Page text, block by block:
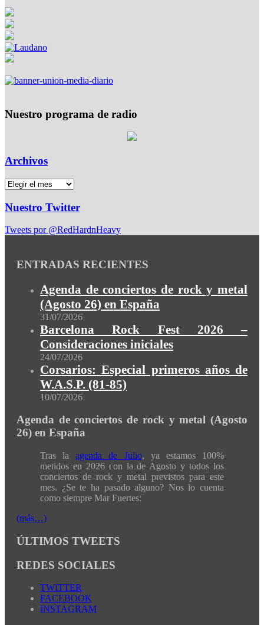
Nuestro programa de radio
Archivos
Nuestro Twitter
Tweets por @RedHardnHeavy
ENTRADAS RECIENTES
Agenda de conciertos de rock y metal
(Agosto 26) en España
31/07/2026
Barcelona Rock Fest 2026 –
Consideraciones iniciales
24/07/2026
Corsarios: Especial primeros años de
W.A.S.P. (81-85)
10/07/2026
Agenda de conciertos de rock y metal (Agosto
26) en España
Tras laagenda de Julio, ya estamos 100%
metidos en 2026 con la de Agosto y todos los
conciertos de rock y metal previstos para este
mes. ¿Se te ha pasado alguno? Nos lo cuenta
como siempre Mar Fuertes:
(más…)
ÚLTIMOS TWEETS
REDES SOCIALES
TWITTER
FACEBOOK
INSTAGRAM